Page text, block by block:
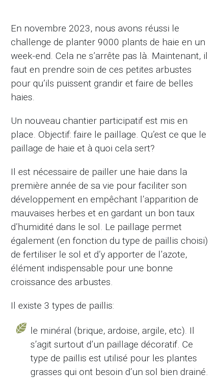
En novembre 2023, nous avons réussi le
challenge de planter 9000 plants de haie en un
week-end. Cela ne s’arrête pas là. Maintenant, il
faut en prendre soin de ces petites arbustes
pour qu’ils puissent grandir et faire de belles
haies.
Un nouveau chantier participatif est mis en
place. Objectif: faire le paillage. Qu’est ce que le
paillage de haie et à quoi cela sert?
Il est nécessaire de pailler une haie dans la
première année de sa vie pour faciliter son
développement en empêchant l’apparition de
mauvaises herbes et en gardant un bon taux
d’humidité dans le sol. Le paillage permet
également (en fonction du type de paillis choisi)
de fertiliser le sol et d’y apporter de l’azote,
élément indispensable pour une bonne
croissance des arbustes.
Il existe 3 types de paillis:
le minéral (brique, ardoise, argile, etc). Il
s’agit surtout d’un paillage décoratif. Ce
type de paillis est utilisé pour les plantes
grasses qui ont besoin d’un sol bien drainé.